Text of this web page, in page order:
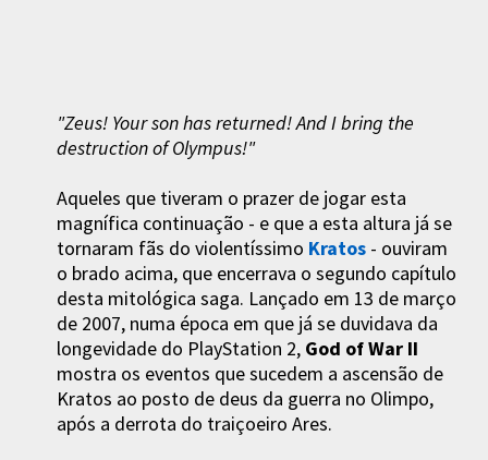
"Zeus! Your son has returned! And I bring the
destruction of Olympus!"
Aqueles que tiveram o prazer de jogar esta
magnífica continuação - e que a esta altura já se
tornaram fãs do violentíssimo Kratos - ouviram
o brado acima, que encerrava o segundo capítulo
desta mitológica saga. Lançado em 13 de março
de 2007, numa época em que já se duvidava da
longevidade do PlayStation 2, God of War II
mostra os eventos que sucedem a ascensão de
Kratos ao posto de deus da guerra no Olimpo,
após a derrota do traiçoeiro Ares.